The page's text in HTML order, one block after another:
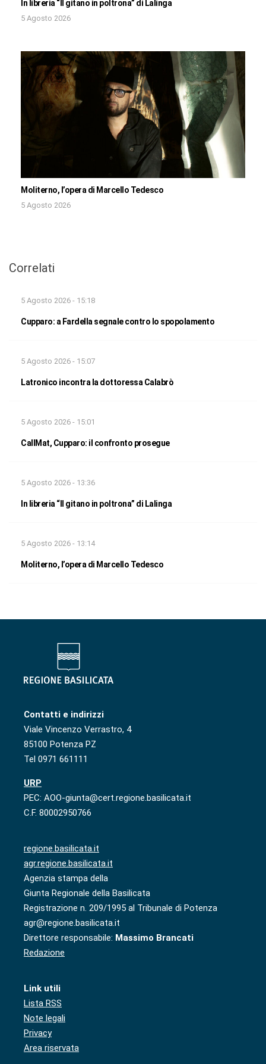
In libreria “Il gitano in poltrona” di Lalinga
5 Agosto 2026
Moliterno, l’opera di Marcello Tedesco
5 Agosto 2026
Correlati
5 Agosto 2026 - 15:18
Cupparo: a Fardella segnale contro lo spopolamento
5 Agosto 2026 - 15:07
Latronico incontra la dottoressa Calabrò
5 Agosto 2026 - 15:01
CallMat, Cupparo: il confronto prosegue
5 Agosto 2026 - 13:36
In libreria “Il gitano in poltrona” di Lalinga
5 Agosto 2026 - 13:14
Moliterno, l’opera di Marcello Tedesco
Contatti e indirizzi
Viale Vincenzo Verrastro, 4
85100 Potenza PZ
Tel 0971 661111
URP
PEC: AOO-giunta@cert.regione.basilicata.it
C.F. 80002950766
regione.basilicata.it
agr.regione.basilicata.it
Agenzia stampa della
Giunta Regionale della Basilicata
Registrazione n. 209/1995 al Tribunale di Potenza
agr@regione.basilicata.it
Direttore responsabile: Massimo Brancati
Redazione
Link utili
Lista RSS
Note legali
Privacy
Area riservata